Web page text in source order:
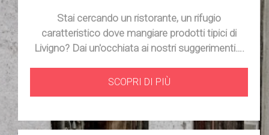
Stai cercando un ristorante, un rifugio
caratteristico dove mangiare prodotti tipici di
Livigno? Dai un'occhiata ai nostri suggerimenti….
SCOPRI DI PIÙ